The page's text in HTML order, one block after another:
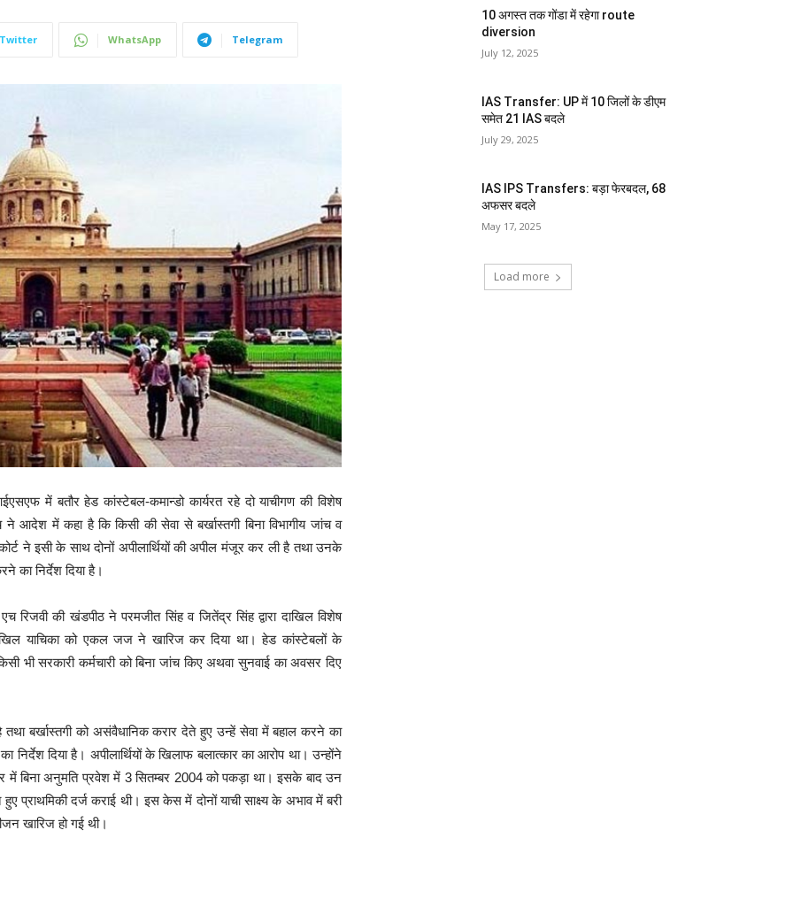
Twitter WhatsApp Telegram
में बतौर हेड कांस्टेबल-कमान्डो कार्यरत रहे दो याचीगण की विशेष
आदेश में कहा है कि किसी की सेवा से बर्खास्तगी बिना विभागीय जांच व
ने इसी के साथ दोनों अपीलार्थियों की अपील मंजूर कर ली है तथा उनके
का निर्देश दिया है।
की खंडपीठ ने परमजीत सिंह व जितेंद्र सिंह द्वारा दाखिल विशेष
याचिका को एकल जज ने खारिज कर दिया था। हेड कांस्टेबलों के
भी सरकारी कर्मचारी को बिना जांच किए अथवा सुनवाई का अवसर दिए
बर्खास्तगी को असंवैधानिक करार देते हुए उन्हें सेवा में बहाल करने का
निर्देश दिया है। अपीलार्थियों के खिलाफ बलात्कार का आरोप था। उन्होंने
में बिना अनुमति प्रवेश में 3 सितम्बर 2004 को पकड़ा था। इसके बाद उन
प्राथमिकी दर्ज कराई थी। इस केस में दोनों याची साक्ष्य के अभाव में बरी
खारिज हो गई थी।
10 अगस्त तक गोंडा में रहेगा route
diversion
July 12, 2025
IAS Transfer: UP में 10 जिलों के डीएम
समेत 21 IAS बदले
July 29, 2025
IAS IPS Transfers: बड़ा फेरबदल, 68
अफसर बदले
May 17, 2025
Load more